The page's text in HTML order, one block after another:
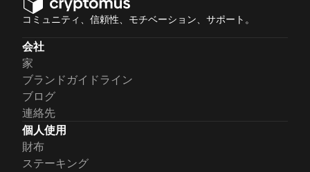
コミュニティ、信頼性、モチベーション、サポート。
会社
家
ブランドガイドライン
ブログ
連絡先
個人使用
財布
ステーキング